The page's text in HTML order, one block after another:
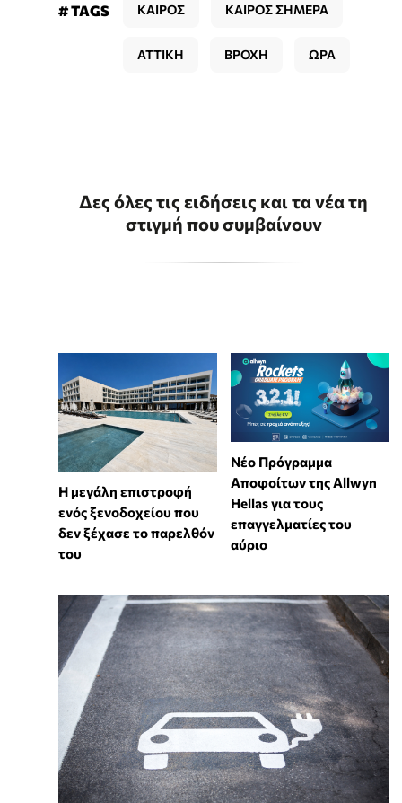
# TAGS ΚΑΙΡΟΣ ΚΑΙΡΟΣ ΣΗΜΕΡΑ
ΑΤΤΙΚΗ ΒΡΟΧΗ ΩΡΑ
Δες όλες τις ειδήσεις και τα νέα τη
στιγμή που συμβαίνουν
Η μεγάλη επιστροφή
ενός ξενοδοχείου που
δεν ξέχασε το παρελθόν
του
Νέο Πρόγραμμα
Αποφοίτων της Allwyn
Hellas για τους
επαγγελματίες του
αύριο